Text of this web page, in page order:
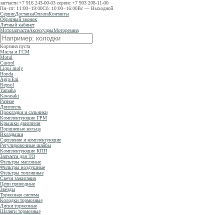
запчасти +7 916 243-00-03 сервис +7 903 208-11-00
Пн−пт: 11:00−19:00Сб: 10:00−16:00Вс — Выходной
СервисДоставкаОплатаКонтакты
Обратный звонок
Личный кабинет
МотозапчастиАксессуарыМоторезина
Корзина пуста
Масла и ГСМ
Motul
Castrol
Liqui moly
Honda
Agip/Eni
Repsol
Yamaha
Kawasaki
Разное
Двигатель
Прокладки и сальники
Комплектующие ГРМ
Крышки двигателя
Поршневые кольца
Вкладыши
Сцепление и комплектующие
Регулировочные шайбы
Комплектующие КПП
Запчасти для ТО
Фильтры масляные
Фильтры воздушные
Фильтры топливные
Свечи зажигания
Цепи приводные
Звёзды
Тормозная система
Колодки тормозные
Диски тормозные
Шланги тормозные